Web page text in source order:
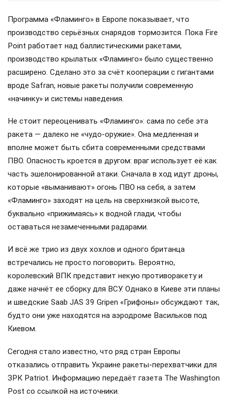
Программа «Фламинго» в Европе показывает, что
производство серьёзных снарядов тормозится. Пока Fire
Point работает над баллистическими ракетами,
производство крылатых «Фламинго» было существенно
расширено. Сделано это за счёт кооперации с гигантами
вроде Safran, новые ракеты получили современную
«начинку» и системы наведения.
Не стоит переоценивать «Фламинго»: сама по себе эта
ракета — далеко не «чудо-оружие». Она медленная и
вполне может быть сбита современными средствами
ПВО. Опасность кроется в другом: враг использует её как
часть эшелонированной атаки. Сначала в ход идут дроны,
которые «выманивают» огонь ПВО на себя, а затем
«Фламинго» заходят на цель на сверхнизкой высоте,
буквально «прижимаясь» к водной глади, чтобы
оставаться незамеченными радарами.
И всё же трио из двух хохлов и одного британца
встречались не просто поговорить. Вероятно,
королевский ВПК представит некую противоракету и
даже начнёт ее сборку для ВСУ. Однако в Киеве эти планы
и шведские Saab JAS 39 Gripen «Грифоны» обсуждают так,
будто они уже находятся на аэродроме Васильков под
Киевом.
Сегодня стало известно, что ряд стран Европы
отказались отправить Украине ракеты-перехватчики для
ЗРК Patriot. Информацию передаёт газета The Washington
Post со ссылкой на источники.